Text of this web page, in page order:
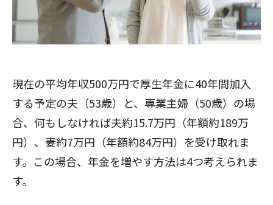
現在の平均年収500万円で厚生年金に40年間加入
する予定の夫（53歳）と、専業主婦（50歳）の場
合、何もしなければ夫約15.7万円（年額約189万
円）、妻約7万円（年額約84万円）を受け取れま
す。この場合、年金を増やす方法は4つ考えられま
す。